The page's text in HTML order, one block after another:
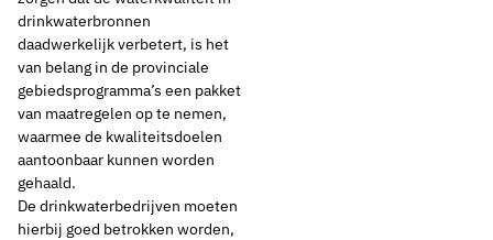
drinkwaterbronnen
daadwerkelijk verbetert, is het
van belang in de provinciale
gebiedsprogramma’s een pakket
van maatregelen op te nemen,
waarmee de kwaliteitsdoelen
aantoonbaar kunnen worden
gehaald.
De drinkwaterbedrijven moeten
hierbij goed betrokken worden,